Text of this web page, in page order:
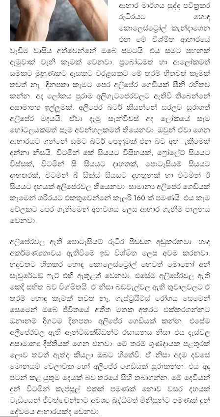
ආහාර මාර්ගය සුද්ද පවිත‍්‍රකර
රුධිරයට හොඳ
කොලෙස්ට්‍රෝල් කැන්දාගෙන
එන මේ විශ්මිත ආහාරයේ
වැඩිම වාසිය අත්වෙන්නේ ඔබේ සමටයි. එය සමට පහනක්
දැමුවාක් වැනි කෑමක් වෙනවා. ප්‍රබෝධමත් හා ආලෝකමත්
සමකට මුහුණකට දෑසකට වරළසකට මේ තරම් හිතවත් කෑමක්
තවත් නෑ. දිනපතා කෑමට පෙර අලිපේර ගෙඩියක් සීනි රහිතව
කන්න. අද ලෝකය පුරාම අලිගැටපේරවලට ඇතිවී තිබෙන්නේ
අසාමාන්‍ය ඉල්ලූමක්. අලිපේර බටර් කියන්නේ සරලව සූරාගත්
අලිපේර මදයයි. ඒවා දැමූ සැන්විචස් අද ලෝකයේ සෑම
හෝටලයකමත් සෑම අවන්හලකමත් තියෙනවා. ඔවුන් ඒවා ගෙන
ආහාරයට ගන්නේ සමට බටර් පෙනුමක් එන බව අත්ැකීමෙක්
දන්නා නිසයි. විටමින් කේ සියයට විසිහයක්, ෆ්‍රෝලේට් සියයට
විස්සක්, විටමින් සී සියයට දාහතක්, පොටෑසියම් සියයට
දාහතරක්, විටමින් බී සික්ස් සියයට දහතුනක් හා විටමින් ඊ
සියයට දහයක් අලිපේරවල තියෙනවා. සාමාන්‍ය අලිපේර ගෙඩියක්
කෑමෙන් ශරිරයට එකතුවෙන්නේ කැලරි 160 ක් පමණයි. එය කෑම
වේලකට පෙර ගැනීමෙන් අනවශය ලෙස ආහාර ගැනීම පාලනය
වෙනවා.
අලිපේරවල ඇති පොටෑසියම් රුධිර පීඩඩන අඩුකරනවා. හෘද
අකර්මණ්‍යතාවය ඇතිවීමේ ඉඩ විශ්මිත ලෙස අවම කරනවා.
හදවතට හිතකර හොඳ කොලෙස්ට්‍රෝල් හෙවත් මොනෝ අන්
සැචුරේටඞ් ෆැට් එහි ඇතුළත් වෙනවා. එසේම අලිපේරවල ඇති
කෙඳි සහිත බව විශ්මිතයි. ඒ නිසා බඩවැල්වල ඇති තුවාලවලට ඒ
තරම් හොඳ කෑමක් තවත් නෑ. ගැස්ට්‍රයිට්ස් රෝගය සෙමෙන්
සෙමෙන් ඔබේ ජීවිතයේ අතීත මතක අතරට එක්කරගන්නට
ඔනානම් දිගටම දිනපතා අලිපේර ගෙඩියක් කන්න. එසේම
අලිපේරවල ඇති ඇන්ටිඔක්සිඩන්ට් රසායනය නිසා එය දෑස්වල
අසාමාන්‍ය දීප්තියක් ගෙන එනවා. මේ තරම් ගුණදායක පළතුරක්
ලොව තවත් ඇත්ද කියලා ඔබට හිතේවී. ඒ නිසා අදම දවසේ
මොනයම් වෙලාවක හෝ අලිපේර ගෙඩියක් සූරාකන්න. එය අද
පටන් කළ යුතුම දෙයක් බව තරයේ සිහි තබාගන්න. මේ දෙවියන්
දුන් විටමින් කැප්සූල් එකක් පමණක් නොව වසර දහයක්
වැඩියෙන් ජීවත්වෙන්නට අවශ්‍ය බුද්ධිමත් මිනිසුන්ට පමණක් දුන්
දේවමය ආහාරයක්ද වෙනවා.